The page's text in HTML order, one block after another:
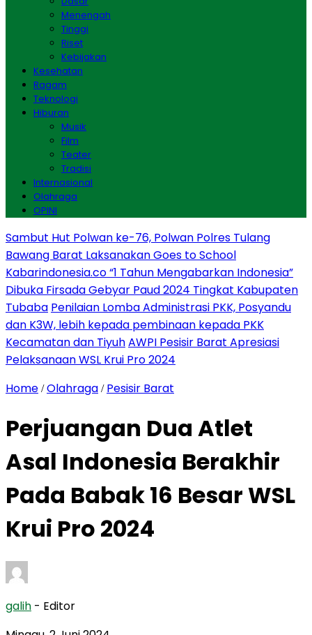
Menengah
Tinggi
Riset
Kebijakan
Kesehatan
Ragam
Teknologi
Hiburan
Musik
Film
Teater
Tradisi
Internasional
Olahraga
OPINI
Sambut Hut Polwan ke-76, Polwan Polres Tulang
Bawang Barat Laksanakan Goes to School
Kabarindonesia.co “1 Tahun Mengabarkan Indonesia”
Dibuka Firsada Gebyar Paud 2024 Tingkat Kabupaten
Tubaba Penilaian Lomba Administrasi PKK, Posyandu
dan K3W, lebih kepada pembinaan kepada PKK
Kecamatan dan TiyuhAWPI Pesisir Barat Apresiasi
Pelaksanaan WSL Krui Pro 2024
Home /Olahraga / Pesisir Barat
Perjuangan Dua Atlet
Asal Indonesia Berakhir
Pada Babak 16 Besar WSL
Krui Pro 2024
galih - Editor